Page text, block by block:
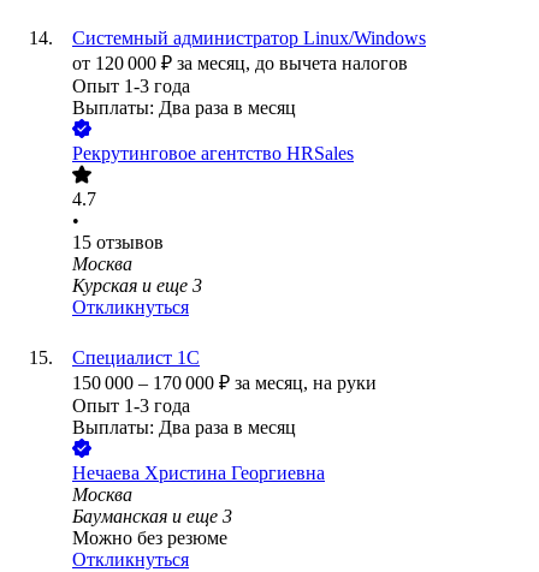
Системный администратор Linux/Windows
от 120 000 ₽ за месяц, до вычета налогов
Опыт 1-3 года
Выплаты: Два раза в месяц
Рекрутинговое агентство HRSales
4.7
•
15 отзывов
Москва
Курская и еще 3
Откликнуться
Специалист 1C
150 000 – 170 000 ₽ за месяц, на руки
Опыт 1-3 года
Выплаты: Два раза в месяц
Нечаева Христина Георгиевна
Москва
Бауманская и еще 3
Можно без резюме
Откликнуться